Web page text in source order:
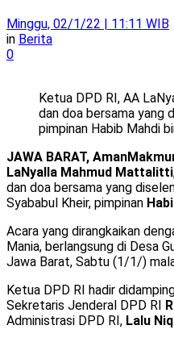
Minggu, 02/1/22 | 11:11 WIB
in Berita
0
Ketua DPD RI, AA
dan doa bersama yang
pimpinan Habib Mahdi
JAWA BARAT,
LaNyalla Mahmud Mattalitti
dan doa bersama yang
Syababul Kheir, pimpinan
Acara yang dirangkaikan
Mania, berlangsung di Desa
Jawa Barat, Sabtu (1/1/)
Ketua DPD RI hadir
Sekretaris Jenderal DPD RI
Administrasi DPD RI, Lalu